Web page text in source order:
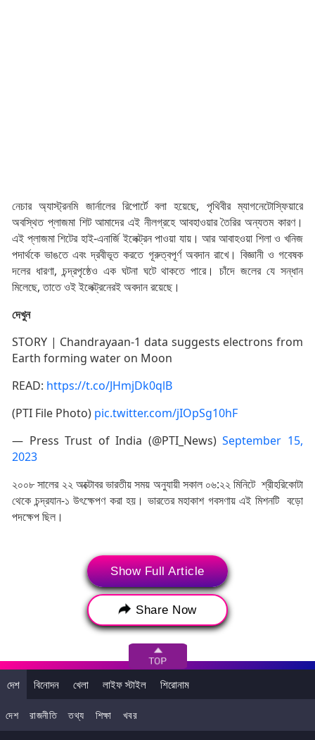
নেচার অ্যাস্ট্রনমি জার্নালের রিপোর্টে বলা হয়েছে, পৃথিবীর ম্যাগনেটোস্ফিয়ারে
অবস্থিত প্লাজমা শিট আমাদের এই নীলগ্রহে আবহাওয়ার তৈরির অন্যতম কারণ।
এই প্লাজমা শিটের হাই-এনার্জি ইলেক্ট্রন পাওয়া যায়। আর আবাহওয়া শিলা ও খনিজ
পদার্থকে ভাঙতে এবং দ্রবীভূত করতে গূরুত্বপূর্ণ অবদান রাখে। বিজ্ঞানী ও গবেষক
দলের ধারণা, চন্দ্রপৃষ্ঠেও এক ঘটনা ঘটে থাকতে পারে। চাঁদে জলের যে সন্ধান
মিলেছে, তাতে ওই ইলেক্ট্রনেরই অবদান রয়েছে।
দেখুন
STORY | Chandrayaan-1 data suggests electrons from
Earth forming water on Moon
READ: https://t.co/JHmjDk0qlB
(PTI File Photo) pic.twitter.com/jIOpSg10hF
— Press Trust of India (@PTI_News)September 15,
2023
২০০৮ সালের ২২ অক্টোবর ভারতীয় সময় অনুযায়ী সকাল ০৬:২২ মিনিটে শ্রীহরিকোটা
থেকে চন্দ্রযান-১ উৎক্ষেপণ করা হয়। ভারতের মহাকাশ গবসণায় এই মিশনটি বড়ো
পদক্ষেপ ছিল।
Show Full Article
Share Now
দেশ বিনোদন খেলা লাইফ স্টাইল শিরোনাম
দেশ রাজনীতি তথ্য শিক্ষা খবর